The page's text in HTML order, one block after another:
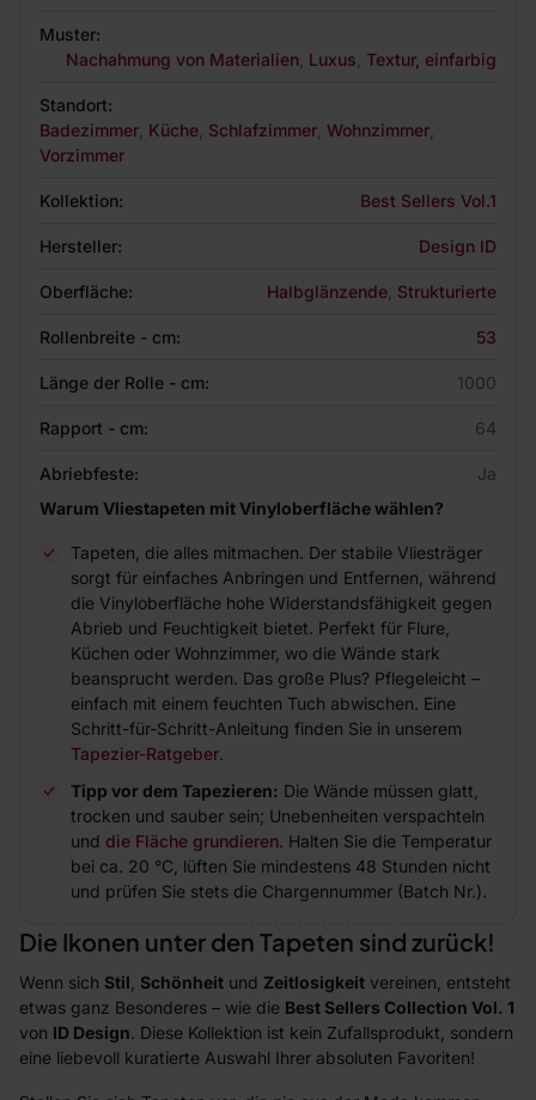
Muster:
Nachahmung von Materialien Luxus Textur, einfarbig
Standort:
Badezimmer Küche Schlafzimmer Wohnzimmer
Vorzimmer
Kollektion: Best Sellers Vol.1
Hersteller: Design ID
Oberfläche: Halbglänzende Strukturierte
Rollenbreite - cm: 53
Länge der Rolle - cm: 1000
Rapport - cm: 64
Abriebfeste:
Ja
Warum Vliestapeten mit Vinyloberfläche wählen?
Tapeten, die alles mitmachen. Der stabile Vliesträger
sorgt für einfaches Anbringen und Entfernen, während
die Vinyloberfläche hohe Widerstandsfähigkeit gegen
Abrieb und Feuchtigkeit bietet. Perfekt für Flure,
Küchen oder Wohnzimmer, wo die Wände stark
beansprucht werden. Das große Plus? Pflegeleicht –
einfach mit einem feuchten Tuch abwischen. Eine
Schritt-für-Schritt-Anleitung finden Sie in unserem
Tapezier-Ratgeber.
Tipp vor dem Tapezieren: Die Wände müssen glatt,
trocken und sauber sein; Unebenheiten verspachteln
und die Fläche grundieren. Halten Sie die Temperatur
bei ca. 20 °C, lüften Sie mindestens 48 Stunden nicht
und prüfen Sie stets die Chargennummer (Batch Nr.).
Die Ikonen unter den Tapeten sind zurück!
Wenn sich Stil Schönheit und Zeitlosigkeit vereinen, entsteht
etwas ganz Besonderes – wie die Best Sellers Collection Vol. 1
von ID Design. Diese Kollektion ist kein Zufallsprodukt, sondern
eine liebevoll kuratierte Auswahl Ihrer absoluten Favoriten!